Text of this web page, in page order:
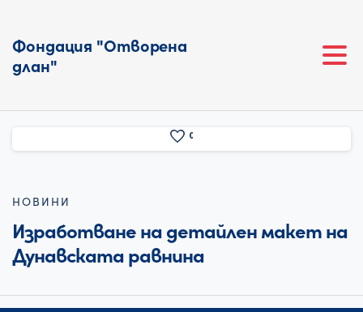
Фондация "Отворена
длан"
0
НОВИНИ
Изработване на детайлен макет на
Дунавската равнина